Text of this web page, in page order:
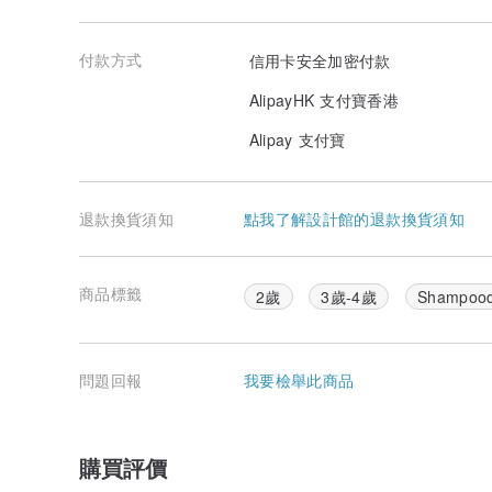
付款方式
信用卡安全加密付款
AlipayHK 支付寶香港
Alipay 支付寶
退款換貨須知 點我了解設計館的退款換貨須知
商品標籤 2歲 3歲-4歲
問題回報 我要檢舉此商品
購買評價